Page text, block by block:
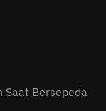
Saat Bersepeda